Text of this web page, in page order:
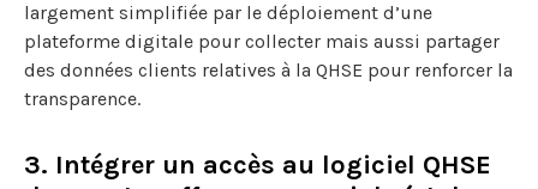
largement simplifiée par le déploiement d’une
plateforme digitale pour collecter mais aussi partager
des données clients relatives à la QHSE pour renforcer la
transparence.
3. Intégrer un accès au logiciel QHSE